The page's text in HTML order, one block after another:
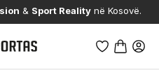
& Sport Reality në Kosovë.